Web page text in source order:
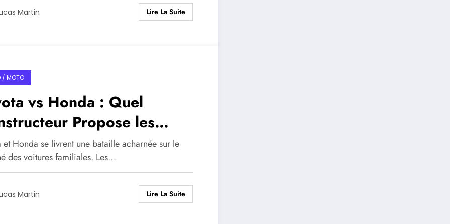
Martin Lire La Suite
/ MOTO
vs Honda : Quel
Propose les
Voitures Familiales
Votre Équipe ?
et Honda se livrent une bataille acharnée sur le
des voitures familiales. Les…
Martin Lire La Suite